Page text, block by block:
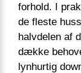
forhold. I
de fleste
halvdelen af
dække
lynhurtig